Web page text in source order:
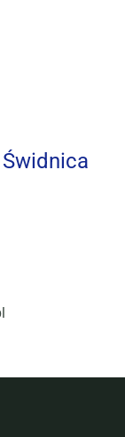
Świdnica